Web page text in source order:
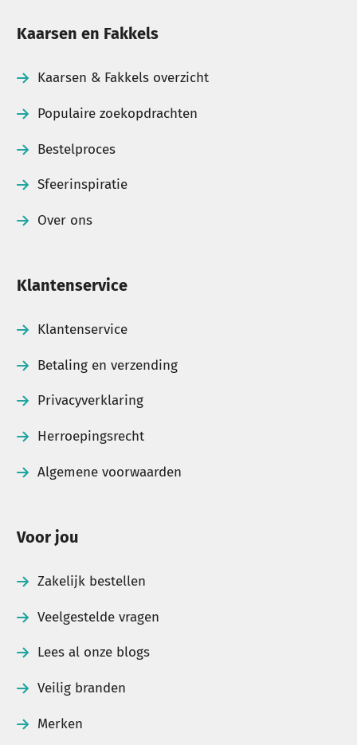
Kaarsen en Fakkels
Kaarsen & Fakkels overzicht
Populaire zoekopdrachten
Bestelproces
Sfeerinspiratie
Over ons
Klantenservice
Klantenservice
Betaling en verzending
Privacyverklaring
Herroepingsrecht
Algemene voorwaarden
Voor jou
Zakelijk bestellen
Veelgestelde vragen
Lees al onze blogs
Veilig branden
Merken